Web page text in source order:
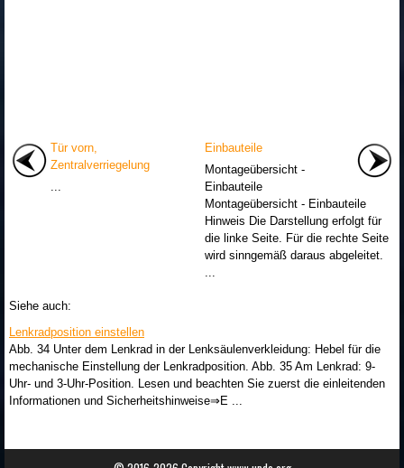
Tür vorn,
Zentralverriegelung
Einbauteile
Montageübersicht -
Einbauteile
Montageübersicht - Einbauteile
Hinweis Die Darstellung erfolgt für
die linke Seite. Für die rechte Seite
wird sinngemäß daraus abgeleitet.
Siehe auch:
Lenkradposition einstellen
Abb. 34 Unter dem Lenkrad in der Lenksäulenverkleidung: Hebel für die
mechanische Einstellung der Lenkradposition. Abb. 35 Am Lenkrad: 9-
Uhr- und 3-Uhr-Position. Lesen und beachten Sie zuerst die einleitenden
Informationen und Sicherheitshinweise⇒E ...